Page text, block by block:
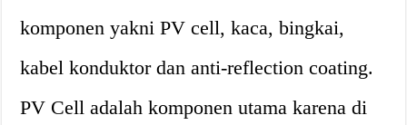
komponen yakni PV cell, kaca, bingkai,
kabel konduktor dan anti-reflection coating.
PV Cell adalah komponen utama karena di